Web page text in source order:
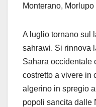
Monterano,
A luglio tornano sul
sahrawi. Si rinnova
Sahara occidentale
costretto a vivere in
algerino in spregio
popoli sancita dalle